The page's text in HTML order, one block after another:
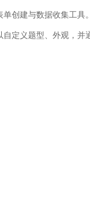
创建与数据收集工
定义题型、外观，